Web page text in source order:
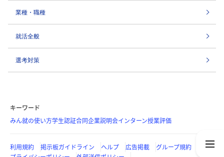
業種・職種
就活全般
選考対策
キーワード
みん就の使い方学生認証合同企業説明会インターン授業評価
利用規約 掲示板ガイドライン ヘルプ 広告掲載
グループ規約